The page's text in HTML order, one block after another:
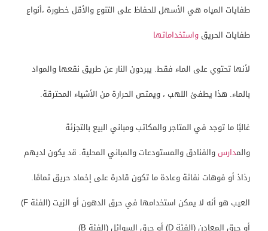
طفايات المياه هي الأسهل للحفاظ على التنوع والأقل خطورة ،أنواع
طفايات الحريقواستخداماتها
لأنها تحتوي على الماء فقط. يبردون النار عن طريق نقعها والمواد
بالماء. هذا يطفئ اللهب ، ويمتص الحرارة من الأشياء المحترقة.
غالبًا ما توجد في المتاجر والمكاتب ومباني البيع بالتجزئة
والمدارسوالفنادق والمستودعات والمباني المحلية. قد يكون لديهم
رذاذ أو فوهات نفاثة وعادة ما تكون قادرة على إخماد حريق تمامًا.
العيب هو أنه لا يمكن استخدامها في حرق الدهون أو الزيت (الفئة F)
أو حرق المعادن (الفئة D) أو حرق السوائل (الفئة B)